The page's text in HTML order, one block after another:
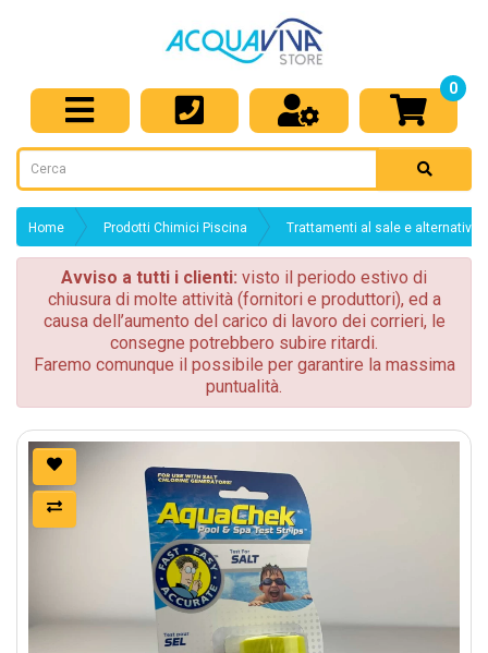
0
Home Prodotti Chimici Piscina Trattamenti al sale e alternativi
Avviso a tutti i clienti: visto il periodo estivo di
chiusura di molte attività (fornitori e produttori), ed a
causa dell’aumento del carico di lavoro dei corrieri, le
consegne potrebbero subire ritardi.
Faremo comunque il possibile per garantire la massima
puntualità.